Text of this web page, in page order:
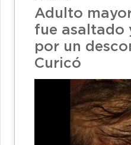
Adulto
fue asaltado
por un
Curicó